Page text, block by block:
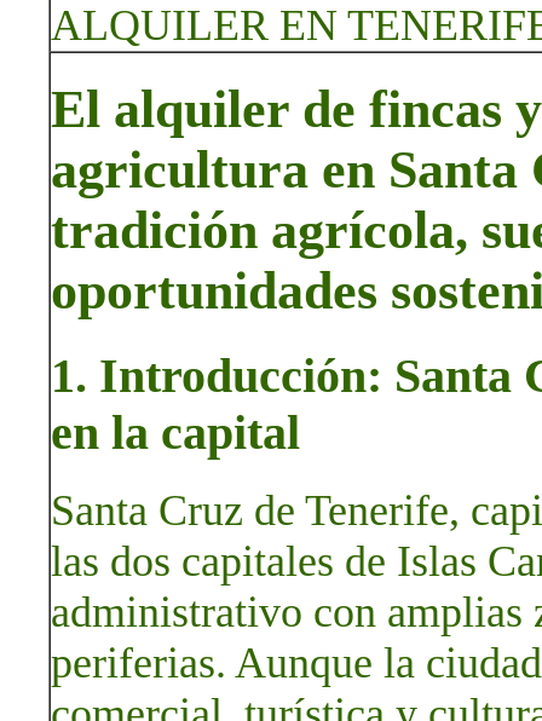
ALQUILER EN
El alquiler de fincas
agricultura en Santa
tradición agrícola,
oportunidades
1. Introducción: Santa
en la capital
Santa Cruz de Tenerife,
las dos capitales de Islas
administrativo con amplias
periferias. Aunque la